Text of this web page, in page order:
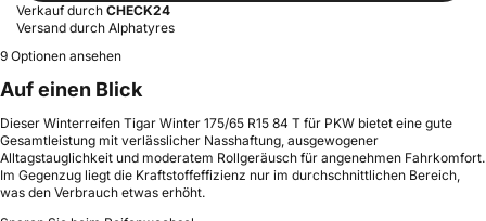
Verkauf durch CHECK24
Versand durch Alphatyres
9 Optionen ansehen
Auf einen Blick
Dieser Winterreifen Tigar Winter 175/65 R15 84 T für PKW bietet eine gute
Gesamtleistung mit verlässlicher Nasshaftung, ausgewogener
Alltagstauglichkeit und moderatem Rollgeräusch für angenehmen Fahrkomfort.
Im Gegenzug liegt die Kraftstoffeffizienz nur im durchschnittlichen Bereich,
was den Verbrauch etwas erhöht.